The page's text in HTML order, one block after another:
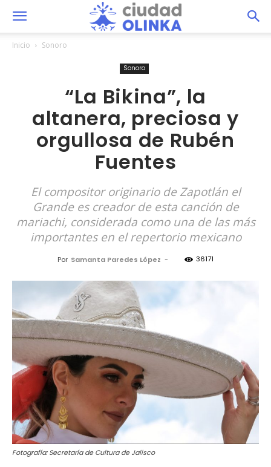
Inicio Sonoro
Sonoro
“La Bikina”, la
altanera, preciosa y
orgullosa de Rubén
Fuentes
El compositor originario de Zapotlán el
Grande es creador de esta canción de
mariachi, considerada como una de las más
importantes en el repertorio mexicano
Por Samanta Paredes López - 36171
Fotografía: Secretaría de Cultura de Jalisco